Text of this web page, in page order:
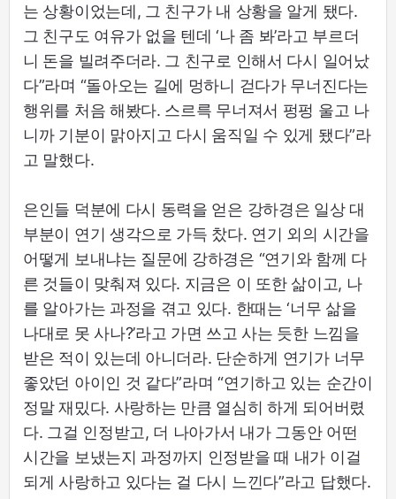
는 상황이었는데, 그 친구가 내 상황을 알게 됐다.
그 친구도 여유가 없을 텐데 ‘나 좀 봐’라고 부르더
니 돈을 빌려주더라. 그 친구로 인해서 다시 일어났
다”라며 “돌아오는 길에 멍하니 걷다가 무너진다는
행위를 처음 해봤다. 스르륵 무너져서 펑펑 울고 나
니까 기분이 맑아지고 다시 움직일 수 있게 됐다”라
고 말했다.
은인들 덕분에 다시 동력을 얻은 강하경은 일상 대
부분이 연기 생각으로 가득 찼다. 연기 외의 시간을
어떻게 보내냐는 질문에 강하경은 “연기와 함께 다
른 것들이 맞춰져 있다. 지금은 이 또한 삶이고, 나
를 알아가는 과정을 겪고 있다. 한때는 ‘너무 삶을
나대로 못 사나?’라고 가면 쓰고 사는 듯한 느낌을
받은 적이 있는데 아니더라. 단순하게 연기가 너무
좋았던 아이인 것 같다”라며 “연기하고 있는 순간이
정말 재밌다. 사랑하는 만큼 열심히 하게 되어버렸
다. 그걸 인정받고, 더 나아가서 내가 그동안 어떤
시간을 보냈는지 과정까지 인정받을 때 내가 이걸
되게 사랑하고 있다는 걸 다시 느낀다”라고 답했다.